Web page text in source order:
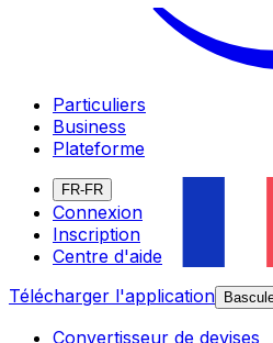
Particuliers
Business
Plateforme
FR-FR
Connexion
Inscription
Centre d'aide
Télécharger l'application
Convertisseur de devises